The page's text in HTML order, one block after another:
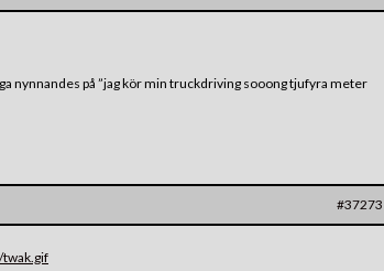
nynnandes på ”jag kör min truckdriving sooong tjufyra meter
#37273